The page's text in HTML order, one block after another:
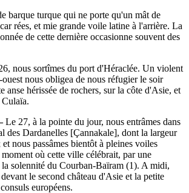
barque turque qui ne porte qu'un mât de
rées, et mie grande voile latine à l'arrière. La
de cette dernière occasionne souvent des
nous sortîmes du port d'Héraclée. Un violent
nous obligea de nous réfugier le soir
anse hérissée de rochers, sur la côte d'Asie, et
Culaïa.
Le 27, à la pointe du jour, nous entrâmes dans
des Dardanelles [Çannakale], dont la largeur
nous passâmes bientôt à pleines voiles
où cette ville célébrait, par une
solennité du Courban-Baïram (1). A midi,
le second château d'Asie et la petite
européens.